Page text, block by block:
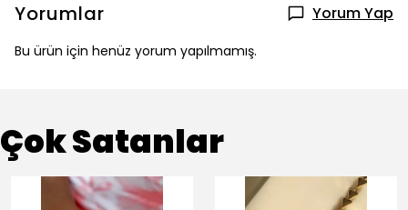
Yorumlar Yorum Yap
Bu ürün için henüz yorum yapılmamış.
Çok Satanlar